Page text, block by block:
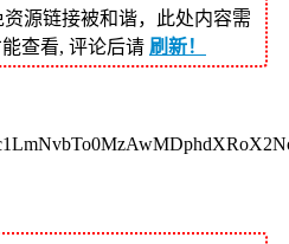
资源链接被和谐，此处内容需
查看, 评论后请 刷新！